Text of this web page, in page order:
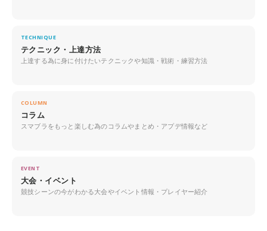
TECHNIQUE
テクニック・上達方法
上達する為に身に付けたいテクニックや知識・戦術・練習方法
COLUMN
コラム
スマブラをもっと楽しむ為のコラムやまとめ・アプデ情報など
EVENT
大会・イベント
競技シーンの今がわかる大会やイベント情報・プレイヤー紹介